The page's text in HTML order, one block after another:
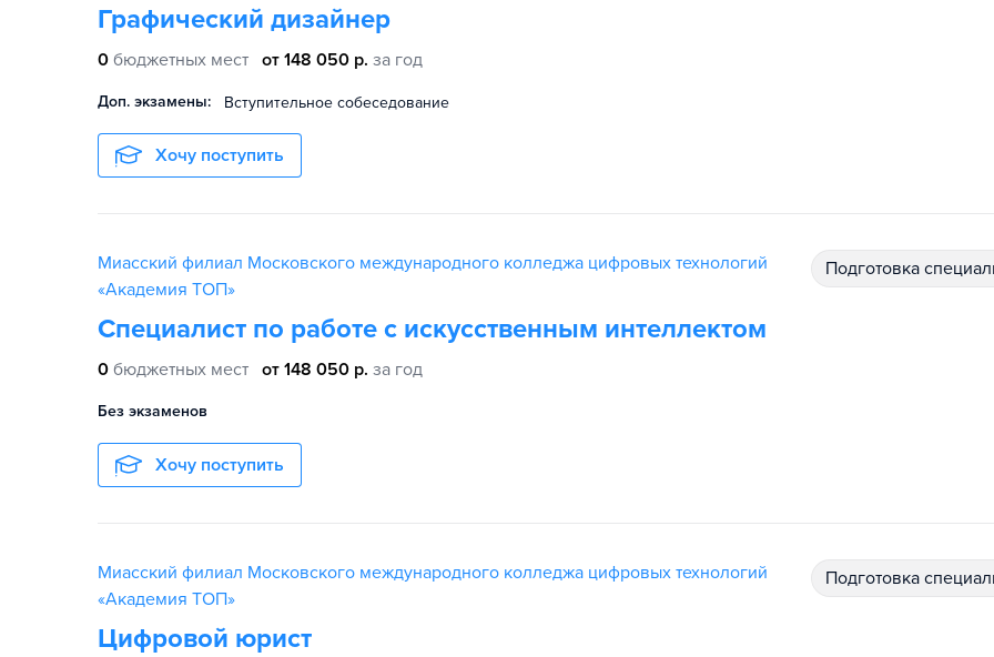
Графический дизайнер
0 бюджетных мест от 148 050 р. за год
Доп. экзамены: Вступительное собеседование
Хочу поступить
Миасский филиал Московского международного колледжа цифровых технологий
«Академия TOП»
Специалист по работе с искусственным интеллектом
0 бюджетных мест от 148 050 р. за год
Без экзаменов
Хочу поступить
подготовка
Миасский филиал Московского международного колледжа цифровых технологий
«Академия TOП»
Цифровой юрист
подготовка